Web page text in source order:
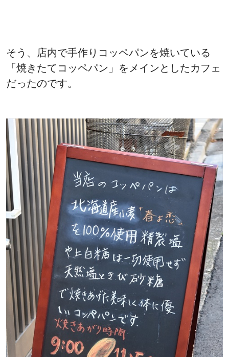
そう、店内で手作りコッペパンを焼いている
「焼きたてコッペパン」をメインとしたカフェ
だったのです。